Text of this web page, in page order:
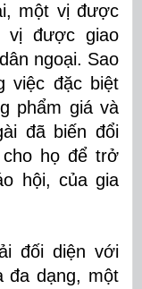
một vị được
vị được giao
ngoại. Sao
việc đặc biệt
phẩm giá và
đã biến đổi
họ để trở
hội, của gia
đối diện với
đa dạng, một